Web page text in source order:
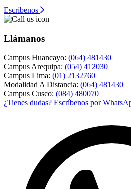
Escríbenos
Llámanos
Campus Huancayo: (064) 481430
Campus Arequipa: (054) 412030
Campus Lima: (01) 2132760
Modalidad A Distancia: (064) 481430
Campus Cusco: (084) 480070
¿Tienes dudas? Escríbenos por